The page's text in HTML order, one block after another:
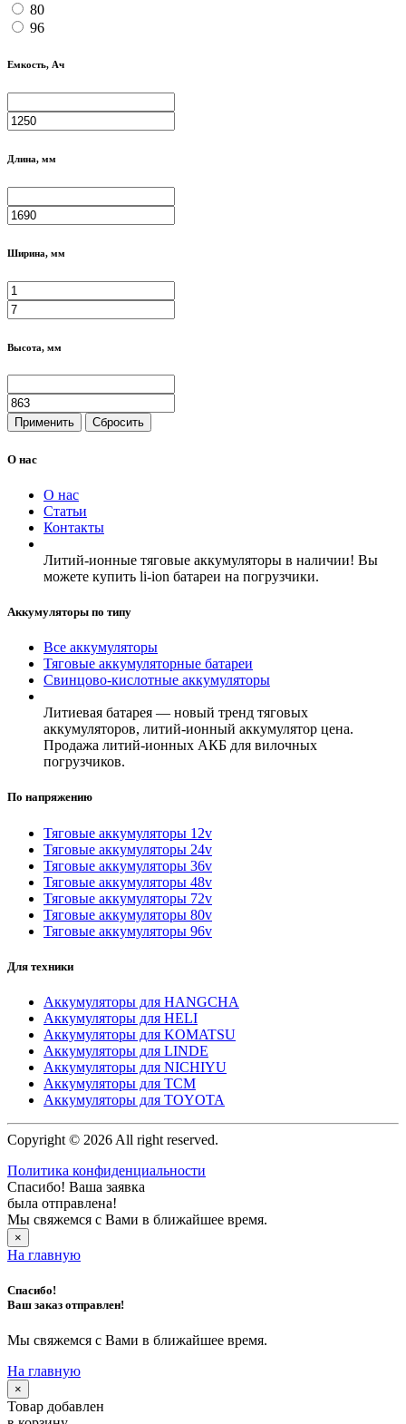
80
96
Емкость, Ач
Длина, мм
Ширина, мм
Высота, мм
Применить Сбросить
О нас
О нас
Статьи
Контакты
Литий-ионные тяговые аккумуляторы в наличии! Вы
можете купить li-ion батареи на погрузчики.
Аккумуляторы по типу
Все аккумуляторы
Тяговые аккумуляторные батареи
Свинцово-кислотные аккумуляторы
Литиевая батарея — новый тренд тяговых
аккумуляторов, литий-ионный аккумулятор цена.
Продажа литий-ионных АКБ для вилочных
погрузчиков.
По напряжению
Тяговые аккумуляторы 12v
Тяговые аккумуляторы 24v
Тяговые аккумуляторы 36v
Тяговые аккумуляторы 48v
Тяговые аккумуляторы 72v
Тяговые аккумуляторы 80v
Тяговые аккумуляторы 96v
Для техники
Аккумуляторы для HANGCHA
Аккумуляторы для HELI
Аккумуляторы для KOMATSU
Аккумуляторы для LINDE
Аккумуляторы для NICHIYU
Аккумуляторы для TCM
Аккумуляторы для TOYOTA
Copyright © 2026 All right reserved.
Политика конфиденциальности
Спасибо! Ваша заявка
была отправлена!
Мы свяжемся с Вами в ближайшее время.
×
На главную
Спасибо!
Ваш заказ отправлен!
Мы свяжемся с Вами в ближайшее время.
На главную
×
Товар добавлен